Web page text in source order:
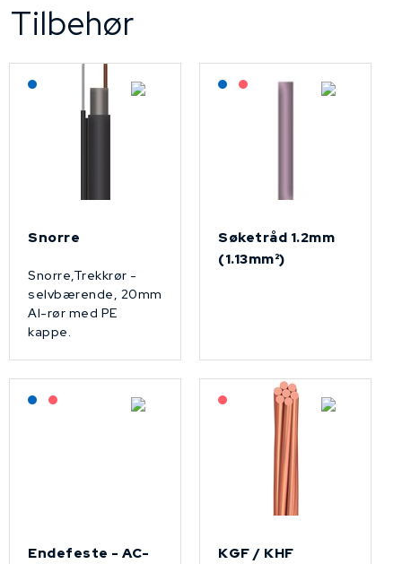
Tilbehør
Lagerført: NEK Kabel
Snorre
Snorre,Trekkrør -
selvbærende, 20mm
Al-rør med PE
kappe.
Lagerført: NEK Kabel
På forespørsel
Søketråd 1.2mm
(1.13mm²)
Lagerført: NEK Kabel
På forespørsel
Endefeste - AC-
På forespørsel
KGF / KHF